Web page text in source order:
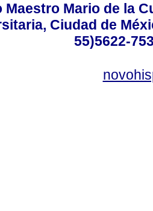
Maestro Mario de la
Ciudad de
55)5622-